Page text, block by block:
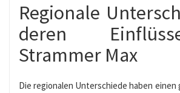
Regionale
deren
Strammer Max
Die regionalen Unterschiede haben